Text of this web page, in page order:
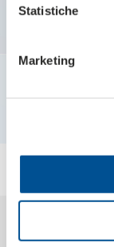
Statistiche
Marketing